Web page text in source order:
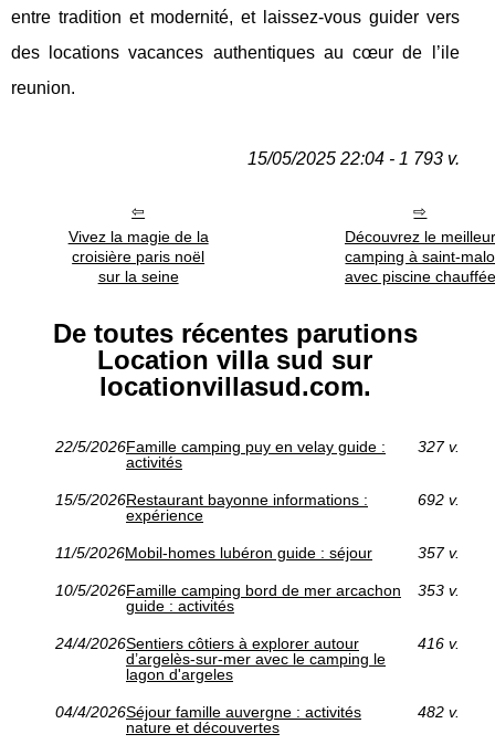
entre tradition et modernité, et laissez-vous guider vers
des locations vacances authentiques au cœur de l’ile
reunion.
15/05/2025 22:04 - 1 793 v.
Vivez la magie de la
croisière paris noël
sur la seine
Découvrez le meilleur
camping à saint-malo
avec piscine chauffée
De toutes récentes parutions
Location villa sud sur
locationvillasud.com.
22/5/2026Famille camping puy en velay guide :
activités
327 v.
15/5/2026Restaurant bayonne informations :
expérience
692 v.
11/5/2026Mobil-homes lubéron guide : séjour 357 v.
10/5/2026Famille camping bord de mer arcachon
guide : activités
353 v.
24/4/2026Sentiers côtiers à explorer autour
d’argelès-sur-mer avec le camping le
lagon d'argeles
416 v.
04/4/2026Séjour famille auvergne : activités
nature et découvertes
482 v.